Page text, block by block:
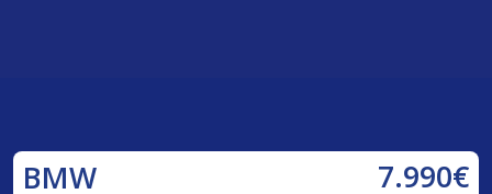
BMW 7.990€